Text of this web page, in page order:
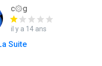
c۞g
il y a 14 ans
Suite